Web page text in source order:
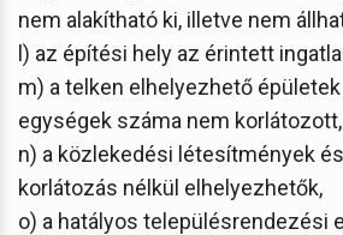
nem alakítható ki, illetve nem
l) az építési hely az érintett
m) a telken elhelyezhető
egységek száma nem korlátozott,
n) a közlekedési létesítmények
korlátozás nélkül elhelyezhetők,
o) a hatályos településrendezési